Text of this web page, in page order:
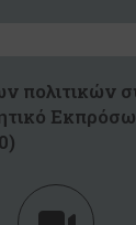
πολιτικών